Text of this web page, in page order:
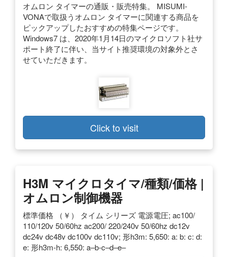
オムロン タイマーの通販・販売特集。 MISUMI-
VONAで取扱うオムロン タイマーに関連する商品を
ピックアップしたおすすめの特集ページです。
Windows7 は、2020年1月14日のマイクロソフト社サ
ポート終了に伴い、当サイト推奨環境の対象外とさ
せていただきます。
Click to visit
H3M マイクロタイマ/種類/価格 |
オムロン制御機器
標準価格 （￥） タイム シリーズ 電源電圧; ac100/
110/120v 50/60hz ac200/ 220/240v 50/60hz dc12v
dc24v dc48v dc100v dc110v; 形h3m: 5,650: a: b: c: d:
e: 形h3m-h: 6,550: a–b-c–d–e–